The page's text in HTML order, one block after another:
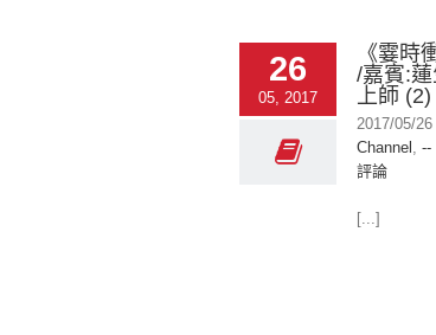
26
05, 2017
《霎時
/嘉賓:
上師 (2)
2017/05/
Channel , --
評論
[...]